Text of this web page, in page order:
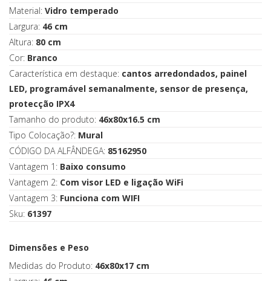
Material: Vidro temperado
Largura: 46 cm
Altura: 80 cm
Cor: Branco
Característica em destaque: cantos arredondados, painel
LED, programável semanalmente, sensor de presença,
protecção IPX4
Tamanho do produto: 46x80x16.5 cm
Tipo Colocação?: Mural
CÓDIGO DA ALFÂNDEGA: 85162950
Vantagem 1: Baixo consumo
Vantagem 2: Com visor LED e ligação WiFi
Vantagem 3: Funciona com WIFI
Sku: 61397
Dimensões e Peso
Medidas do Produto: 46x80x17 cm